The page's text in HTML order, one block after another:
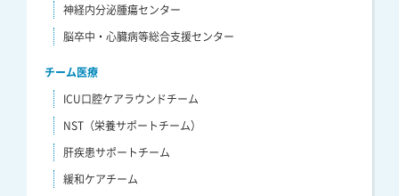
神経内分泌腫瘍センター
脳卒中・心臓病等総合支援センター
チーム医療
ICU口腔ケアラウンドチーム
NST（栄養サポートチーム）
肝疾患サポートチーム
緩和ケアチーム